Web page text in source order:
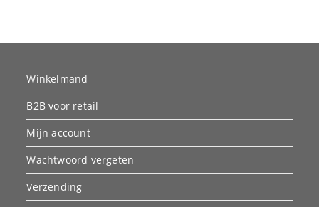
Winkelmand
B2B voor retail
Mijn account
Wachtwoord vergeten
Verzending